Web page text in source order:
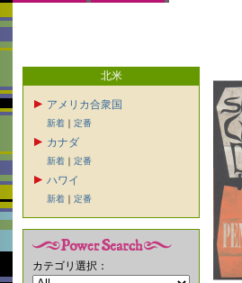
北米
アメリカ合衆国
新着 ｜ 定番
カナダ
新着 ｜ 定番
ハワイ
新着 ｜ 定番
カテゴリ選択：